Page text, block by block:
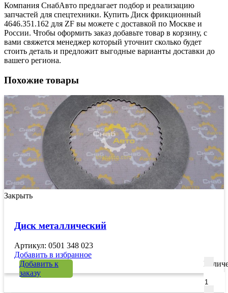
Компания СнабАвто предлагает подбор и реализацию
запчастей для спецтехники. Купить Диск фрикционный
4646.351.162 для ZF вы можете с доставкой по Москве и
России. Чтобы оформить заказ добавьте товар в корзину, с
вами свяжется менеджер который уточнит сколько будет
стоить деталь и предложит выгодные варианты доставки до
вашего региона.
Похожие товары
Закрыть
Диск металлический
Артикул: 0501 348 023
Добавить в избранное
Добавить к
заказу